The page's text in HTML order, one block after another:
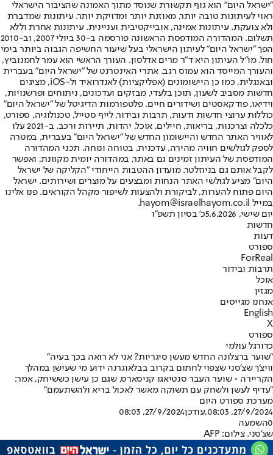
"ישראל היום" הוא גוף תקשורת שנוסד מתוך האמונה שהציבור הישראלי
ראוי לעיתונות טובה יותר, מאוזנת יותר ומדויקת יותר. עיתונות שמדברת
ולא צועקת. עיתונות אמינה, אובייקטיבית ועניינית. עיתונות אחרת וללא
תשלום. המהדורה המודפסת הראשונה פורסמה ב-30 ביולי 2007, וב-2010
הפך "ישראל היום" לעיתון הישראלי בעל שיעור החשיפה הגבוה ביותר בימי
חול. מו"ל העיתון היא ד"ר מרים אדלסון. העורך הראשי הוא עמר לחמנוביץ,
והעורך המייסד הוא עמוס רגב. אתרי האינטרנט של "ישראל היום" בעברית
ובאנגלית, כמו כן היישומונים (אפליקציות) לאנדרואיד ול-iOS, מציגים
חדשות מסביב לשעון, תוכן בלעדי, מבזקים ועדכונים, ניתוחים ופרשנויות,
וידיאו, פודקאסטים ושידורים חיים. פלטפורמות הדיגיטל של "ישראל היום"
כוללות ערוצי חדשות ודעות, תרבות ובידור, לייף סטייל, טכנולוגיה, ספורט,
כלכלה וצרכנות, בריאות, חיילים, אוכל, יהדות, תיירות ורכב. ב-2021 עלו
לאוויר האתר החדש והיישומון החדש של "ישראל היום" בעברית, במטרה
לספק לגולשים חוויה מהירה, עדכנית, בטוחה ונוחה. תכני המהדורה
המודפסת של העיתון זמינים גם באתר, במהדורה יומית מקוונת, ואפשר
לקבל אותם גם בניוזלטר. מועדון ההטבות הייחודי "הקליקה של ישראל
היום" מציע לגולשי האתר הנחות ומבצעים על מוצרים ושירותים. ישראל
היום פתוח להערות, לביקורת ולהצעות לשיפור מקהל הקוראים. פנו אלינו
במייל hayom@israelhayom.co.il.
יום שישי, 5.6.2026
כ' בסיון תשפ"ו
חדשות
דעות
ספורט
ForReal
תרבות ובידור
אוכל
מגזין
אנחנו מגייסים
English
X
ספורט
כדורגל עולמי
"שוער ברצלונה החדש מעשן סיגריות? אני לא רואה בכך בעיה"
וויצ'ך שצ'סני שצפוי לחתום בקרוב בבלאוגרנה ידוע מי שעישן במהלך
הקריירה • שוער העבר סנטיאגו קניסארס, שגם כן עישן כששיחק, אמר:
"עדיף לעשן ולשחק עם תשוקה מאשר לאכול בריא ולהשתעמם"
מערכת ספורט היום
27/9/2024, 08:03
,עודכן27/9/2024, 08:03
0השמעה
שצ'סני. צילום: AFP